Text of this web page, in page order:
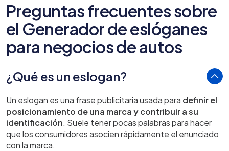
Preguntas frecuentes sobre
el Generador de eslóganes
para negocios de autos
¿Qué es un eslogan?
Un eslogan es una frase publicitaria usada para definir el
posicionamiento de una marca y contribuir a su
identificación. Suele tener pocas palabras para hacer
que los consumidores asocien rápidamente el enunciado
con la marca.